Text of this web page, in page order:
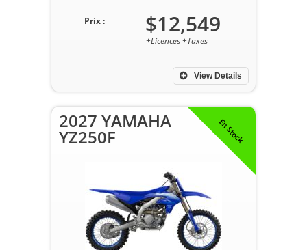
View Details
Prix : $12,549
+Licences +Taxes
En Stock
2027 YAMAHA
YZ250F